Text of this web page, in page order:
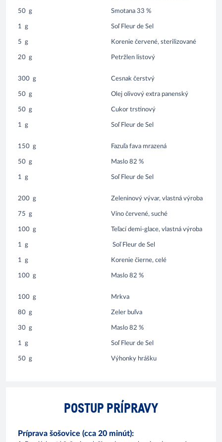
50 g Smotana 33 %
1 g Soľ Fleur de Sel
5 g Korenie červené, sterilizované
20 g Petržlen listový
300 g Cesnak čerstvý
50 g Olej olivový extra panenský
50 g Cukor trstinový
1 g Soľ Fleur de Sel
150 g Fazuľa fava mrazená
50 g Maslo 82 %
1 g Soľ Fleur de Sel
200 g Zeleninový vývar, vlastná výroba
75 g Víno červené, suché
100 g Teľací demi-glace, vlastná výroba
1 g Soľ Fleur de Sel
1 g Korenie čierne, celé
100 g Maslo 82 %
100 g Mrkva
80 g Zeler buľva
30 g Maslo 82 %
1 g Soľ Fleur de Sel
50 g Výhonky hrášku
POSTUP PRÍPRAVY
Príprava šošovice (cca 20 minút):